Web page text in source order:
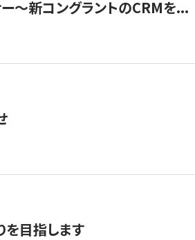
ー〜新コングラントのCRMを...
を目指します